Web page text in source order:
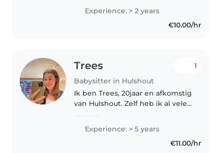
van 2,5 jaar en een halfzusje van 1
maand oud. Ik breng veel tijd
Experience: > 2 years
€10.00/hr
Trees
Babysitter in Hulshout
1
Ik ben Trees, 20jaar en afkomstig
van Hulshout. Zelf heb ik al vele
nanny. Wegens dat ik terug ben
gaan studeren
Experience: > 5 years
€11.00/hr